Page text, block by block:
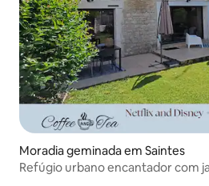
Moradia geminada em Saintes
Refúgio urbano encantador com